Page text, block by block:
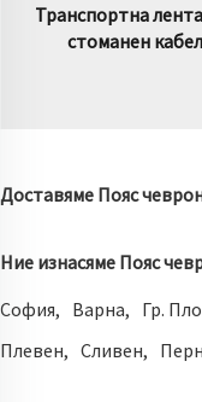
Транспортна
стоманен кабел
Доставяме Пояс
Ние изнасяме Пояс
София
Варна Гр.
Плевен
Сливен